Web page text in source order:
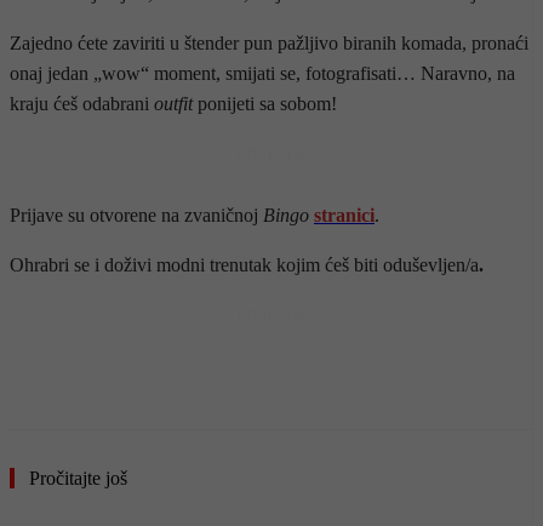
Zajedno ćete zaviriti u štender pun pažljivo biranih komada, pronaći
onaj jedan „wow“ moment, smijati se, fotografisati… Naravno, na
kraju ćeš odabrani outfit ponijeti sa sobom!
Prijave su otvorene na zvaničnoj Bingo stranici.
Ohrabri se i doživi modni trenutak kojim ćeš biti oduševljen/a.
Pročitajte još